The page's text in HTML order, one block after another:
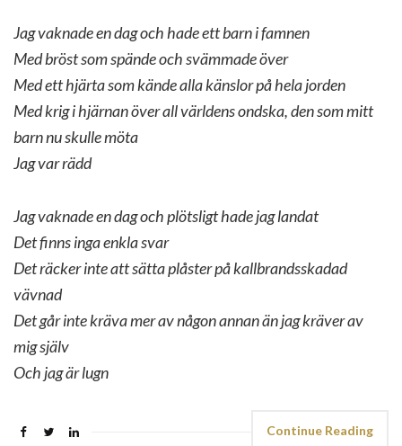
Jag vaknade en dag och hade ett barn i famnen
Med bröst som spände och svämmade över
Med ett hjärta som kände alla känslor på hela jorden
Med krig i hjärnan över all världens ondska, den som mitt
barn nu skulle möta
Jag var rädd
Jag vaknade en dag och plötsligt hade jag landat
Det finns inga enkla svar
Det räcker inte att sätta plåster på kallbrandsskadad
vävnad
Det går inte kräva mer av någon annan än jag kräver av
mig själv
Och jag är lugn
Continue Reading